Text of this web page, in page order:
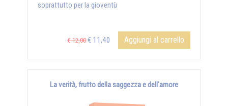
soprattutto per la gioventù
€ 12,00 € 11,40 Aggiungi al carrello
La verità, frutto della saggezza e dell'amore